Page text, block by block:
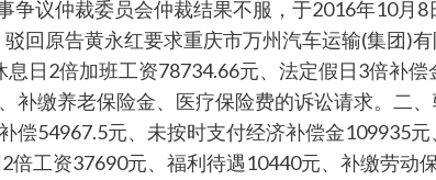
争议仲裁委员会仲裁结果不服，于2016年10月
回原告黄永红要求重庆市万州汽车运输(集团)
日2倍加班工资78734.66元、法定假日3倍补
补缴养老保险金、医疗保险费的诉讼请求。二
偿54967.5元、未按时支付经济补偿金109935
工资37690元、福利待遇10440元、补缴劳动